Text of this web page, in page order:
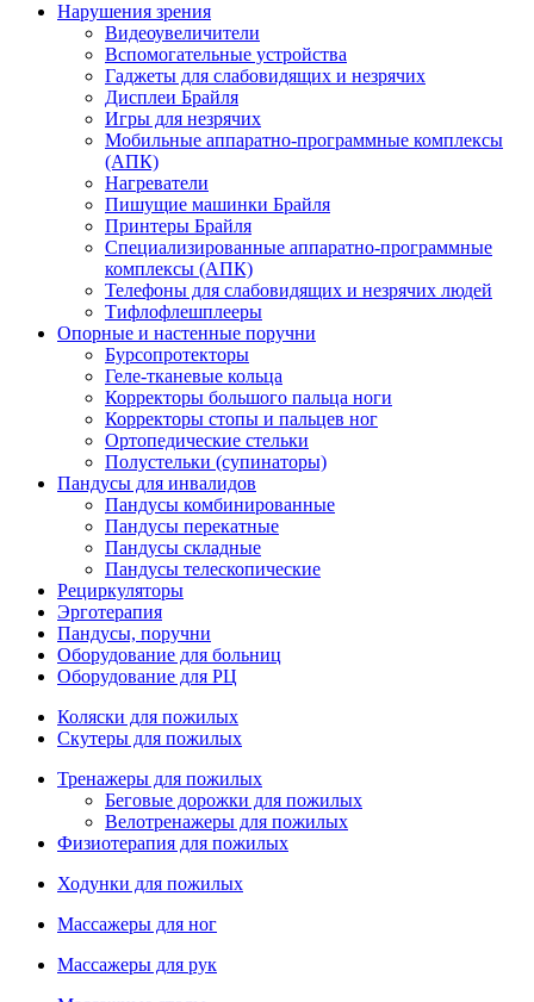
Нарушения зрения
Видеоувеличители
Вспомогательные устройства
Гаджеты для слабовидящих и незрячих
Дисплеи Брайля
Игры для незрячих
Мобильные аппаратно-программные комплексы
(АПК)
Нагреватели
Пишущие машинки Брайля
Принтеры Брайля
Специализированные аппаратно-программные
комплексы (АПК)
Телефоны для слабовидящих и незрячих людей
Тифлофлешплееры
Опорные и настенные поручни
Бурсопротекторы
Геле-тканевые кольца
Корректоры большого пальца ноги
Корректоры стопы и пальцев ног
Ортопедические стельки
Полустельки (супинаторы)
Пандусы для инвалидов
Пандусы комбинированные
Пандусы перекатные
Пандусы складные
Пандусы телескопические
Рециркуляторы
Эрготерапия
Пандусы, поручни
Оборудование для больниц
Оборудование для РЦ
Коляски для пожилых
Скутеры для пожилых
Тренажеры для пожилых
Беговые дорожки для пожилых
Велотренажеры для пожилых
Физиотерапия для пожилых
Ходунки для пожилых
Массажеры для ног
Массажеры для рук